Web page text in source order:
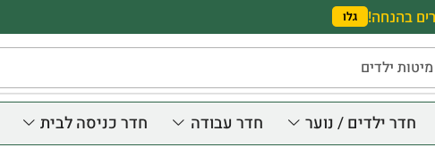
בהנחה! גלו
ילדים
חדר ילדים / נוער חדר עבודה חדר כניסה לבית